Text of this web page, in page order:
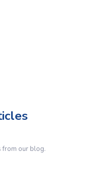
from our blog.